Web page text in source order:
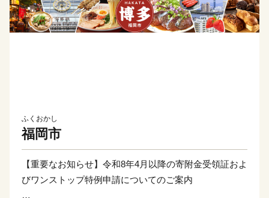
ふくおかし
福岡市
【重要なお知らせ】令和8年4月以降の寄附金受領証およ
びワンストップ特例申請についてのご案内